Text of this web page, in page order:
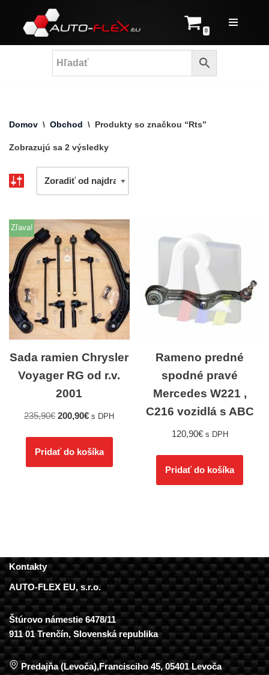
Prejsť
na
0
Domov \ Obchod \ Produkty so značkou “Rts”
Zobrazujú sa 2 výsledky
Zľava!
Sada ramien Chrysler
Voyager RG od r.v.
2001
235,90€ 200,90€ s DPH
Pridať do košíka
Rameno predné
spodné pravé
Mercedes W221 ,
C216 vozidlá s ABC
120,90€ s DPH
Pridať do košíka
Kontakty
AUTO-FLEX EU, s.r.o.
Štúrovo námestie 6478/11
911 01 Trenčín, Slovenská republika
Predajňa (Levoča),Francisciho 45, 05401 Levoča